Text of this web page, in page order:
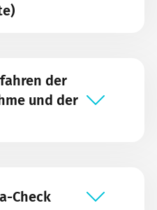
der
und der
Check